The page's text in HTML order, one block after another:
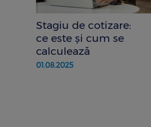
Stagiu de cotizare:
ce este și cum se
calculează
01.08.2025